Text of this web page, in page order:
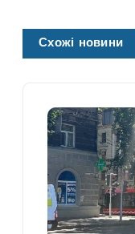
Схожі новини